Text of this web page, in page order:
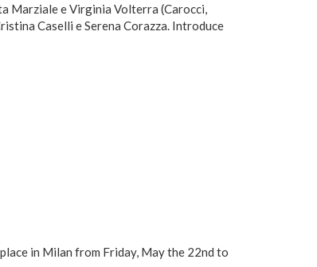
Marziale e Virginia Volterra (Carocci,
Caselli e Serena Corazza. Introduce
in Milan from Friday, May the 22nd to